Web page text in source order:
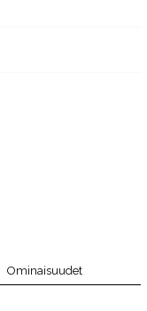
Ominaisuudet